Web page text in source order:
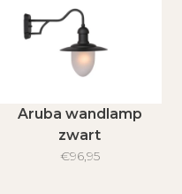
Aruba wandlamp
zwart
€96,95